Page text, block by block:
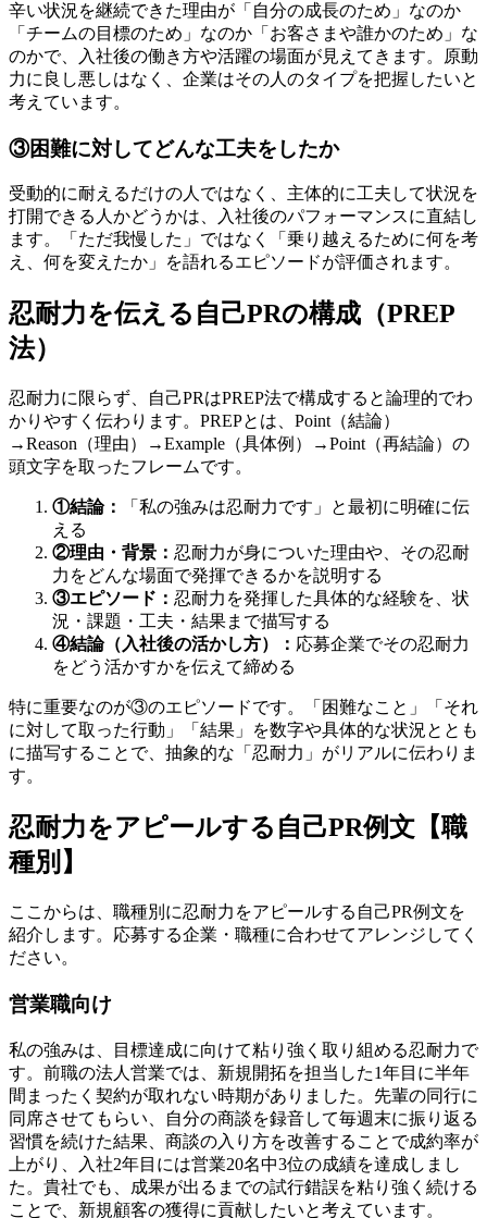
辛い状況を継続できた理由が「自分の成長のため」なのか
「チームの目標のため」なのか「お客さまや誰かのため」な
のかで、入社後の働き方や活躍の場面が見えてきます。原動
力に良し悪しはなく、企業はその人のタイプを把握したいと
考えています。
③困難に対してどんな工夫をしたか
受動的に耐えるだけの人ではなく、主体的に工夫して状況を
打開できる人かどうかは、入社後のパフォーマンスに直結し
ます。「ただ我慢した」ではなく「乗り越えるために何を考
え、何を変えたか」を語れるエピソードが評価されます。
忍耐力を伝える自己PRの構成（PREP
法）
忍耐力に限らず、自己PRはPREP法で構成すると論理的でわ
かりやすく伝わります。PREPとは、Point（結論）
→Reason（理由）→Example（具体例）→Point（再結論）の
頭文字を取ったフレームです。
①結論：
「私の強みは忍耐力です」と最初に明確に伝
える
②理由・背景： 忍耐力が身についた理由や、その忍耐
力をどんな場面で発揮できるかを説明する
③エピソード： 忍耐力を発揮した具体的な経験を、状
況・課題・工夫・結果まで描写する
④結論（入社後の活かし方）： 応募企業でその忍耐力
をどう活かすかを伝えて締める
特に重要なのが③のエピソードです。「困難なこと」「それ
に対して取った行動」「結果」を数字や具体的な状況ととも
に描写することで、抽象的な「忍耐力」がリアルに伝わりま
す。
忍耐力をアピールする自己PR例文【職
種別】
ここからは、職種別に忍耐力をアピールする自己PR例文を
紹介します。応募する企業・職種に合わせてアレンジしてく
ださい。
営業職向け
私の強みは、目標達成に向けて粘り強く取り組める忍耐力で
す。前職の法人営業では、新規開拓を担当した1年目に半年
間まったく契約が取れない時期がありました。先輩の同行に
同席させてもらい、自分の商談を録音して毎週末に振り返る
習慣を続けた結果、商談の入り方を改善することで成約率が
上がり、入社2年目には営業20名中3位の成績を達成しまし
た。貴社でも、成果が出るまでの試行錯誤を粘り強く続ける
ことで、新規顧客の獲得に貢献したいと考えています。